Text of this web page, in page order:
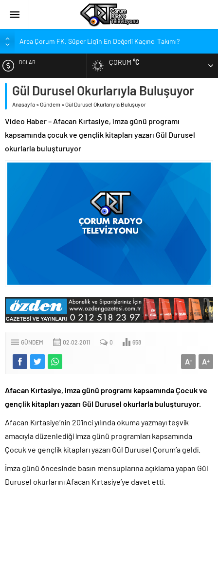
Arca Çorum FK, Süper Lig’in En Değerli Kaçıncı Takımı?
Kırmızı Kanatlar’dan Kadınlara Çağrı
Arca Çorum FK’nin Yeni Sponsorları Kim?
Arca Çorum FK’de İki İsim Gündemde, Bir İsim Ayrılıyor
Tritikale ve Ayçiçeği Tarlalarında Verim Mesaisi
DOLAR
EURO
BIST
ÇORUM°C
Gül Durusel Okurlarıyla Buluşuyor
Anasayfa »Gündem »Gül Durusel Okurlarıyla Buluşuyor
Video Haber – Afacan Kırtasiye, imza günü programı
kapsamında çocuk ve gençlik kitapları yazarı Gül Durusel
okurlarla buluşturuyor
GÜNDEM 02.02.2011 0 658
A+
A-
Afacan Kırtasiye, imza günü programı kapsamında Çocuk ve
gençlik kitapları yazarı Gül Durusel okurlarla buluşturuyor.
Afacan Kırtasiye’nin 20’inci yılında okuma yazmayı teşvik
amacıyla düzenlediği imza günü programları kapsamında
Çocuk ve gençlik kitapları yazarı Gül Durusel Çorum’a geldi.
İmza günü öncesinde basın mensuplarına açıklama yapan Gül
Durusel okurlarını Afacan Kırtasiye’ye davet etti.